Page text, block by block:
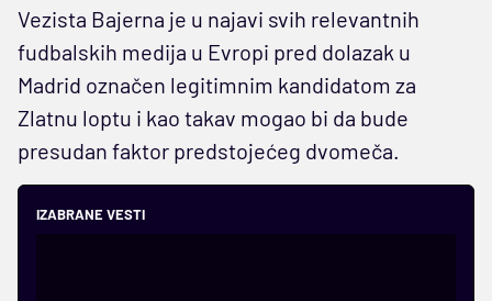
Vezista Bajerna je u najavi svih relevantnih
fudbalskih medija u Evropi pred dolazak u
Madrid označen legitimnim kandidatom za
Zlatnu loptu i kao takav mogao bi da bude
presudan faktor predstojećeg dvomeča.
IZABRANE VESTI